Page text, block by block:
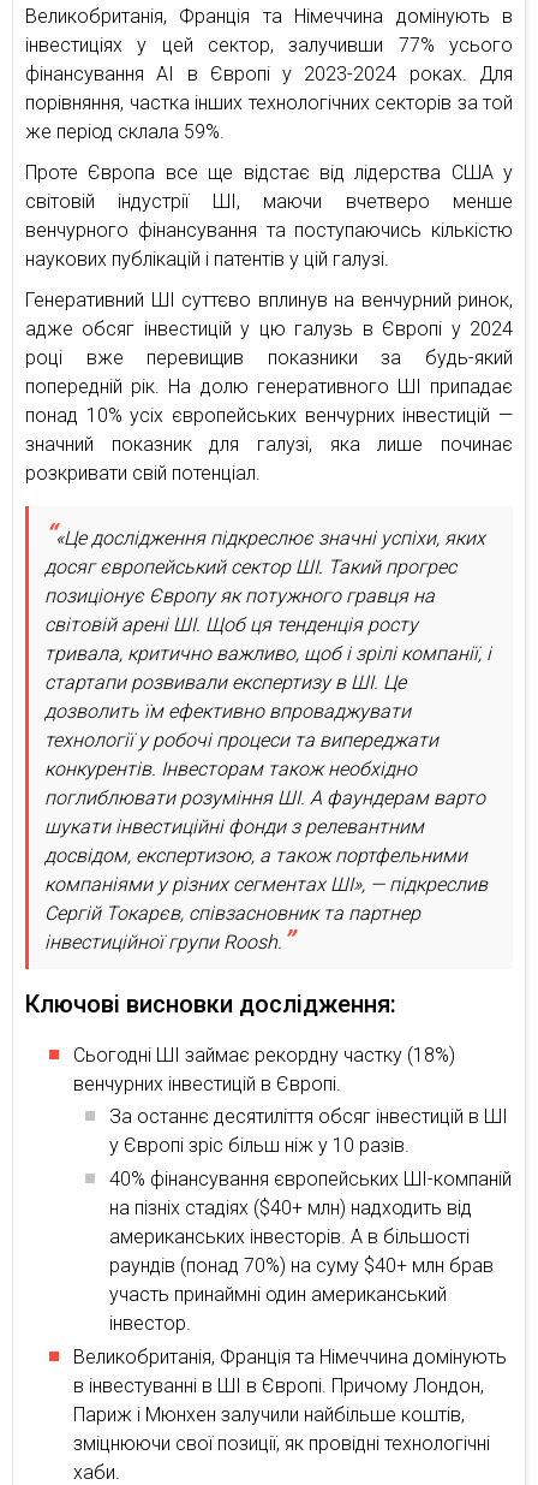
Великобританія, Франція та Німеччина домінують в
інвестиціях у цей сектор, залучивши 77% усього
фінансування АІ в Європі у 2023-2024 роках. Для
порівняння, частка інших технологічних секторів за той
же період склала 59%.
Проте Європа все ще відстає від лідерства США у
світовій індустрії ШІ, маючи вчетверо менше
венчурного фінансування та поступаючись кількістю
наукових публікацій і патентів у цій галузі.
Генеративний ШІ суттєво вплинув на венчурний ринок,
адже обсяг інвестицій у цю галузь в Європі у 2024
році вже перевищив показники за будь-який
попередній рік. На долю генеративного ШІ припадає
понад 10% усіх європейських венчурних інвестицій —
значний показник для галузі, яка лише починає
розкривати свій потенціал.
«Це дослідження підкреслює значні успіхи, яких
досяг європейський сектор ШІ. Такий прогрес
позиціонує Європу як потужного гравця на
світовій арені ШІ. Щоб ця тенденція росту
тривала, критично важливо, щоб і зрілі компанії, і
стартапи розвивали експертизу в ШІ. Це
дозволить їм ефективно впроваджувати
технології у робочі процеси та випереджати
конкурентів. Інвесторам також необхідно
поглиблювати розуміння ШІ. А фаундерам варто
шукати інвестиційні фонди з релевантним
досвідом, експертизою, а також портфельними
компаніями у різних сегментах ШІ», — підкреслив
Сергій Токарєв, співзасновник та партнер
інвестиційної групи Roosh.
Ключові висновки дослідження:
Сьогодні ШІ займає рекордну частку (18%)
венчурних інвестицій в Європі.
За останнє десятиліття обсяг інвестицій в ШІ
у Європі зріс більш ніж у 10 разів.
40% фінансування європейських ШІ-компаній
на пізніх стадіях ($40+ млн) надходить від
американських інвесторів. А в більшості
раундів (понад 70%) на суму $40+ млн брав
участь принаймні один американський
інвестор.
Великобританія, Франція та Німеччина домінують
в інвестуванні в ШІ в Європі. Причому Лондон,
Париж і Мюнхен залучили найбільше коштів,
зміцнюючи свої позиції, як провідні технологічні
хаби.